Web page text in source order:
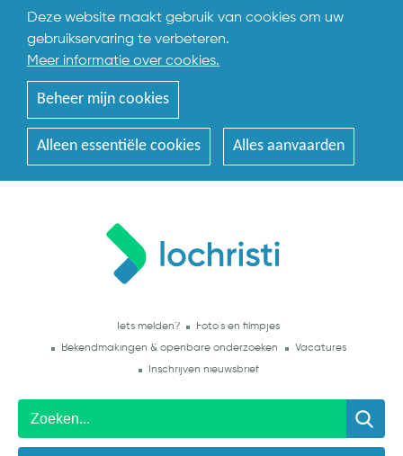
Deze website maakt gebruik van cookies om uw
gebruikservaring te verbeteren.
Meer informatie over cookies.
Beheer mijn cookies
Alleen essentiële cookies Alles aanvaarden
Iets melden?
Foto's en filmpjes
Bekendmakingen & openbare onderzoeken
Vacatures
Inschrijven nieuwsbrief